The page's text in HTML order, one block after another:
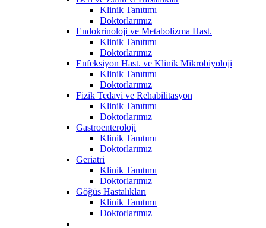
Klinik Tanıtımı
Doktorlarımız
Endokrinoloji ve Metabolizma Hast.
Klinik Tanıtımı
Doktorlarımız
Enfeksiyon Hast. ve Klinik Mikrobiyoloji
Klinik Tanıtımı
Doktorlarımız
Fizik Tedavi ve Rehabilitasyon
Klinik Tanıtımı
Doktorlarımız
Gastroenteroloji
Klinik Tanıtımı
Doktorlarımız
Geriatri
Klinik Tanıtımı
Doktorlarımız
Göğüs Hastalıkları
Klinik Tanıtımı
Doktorlarımız